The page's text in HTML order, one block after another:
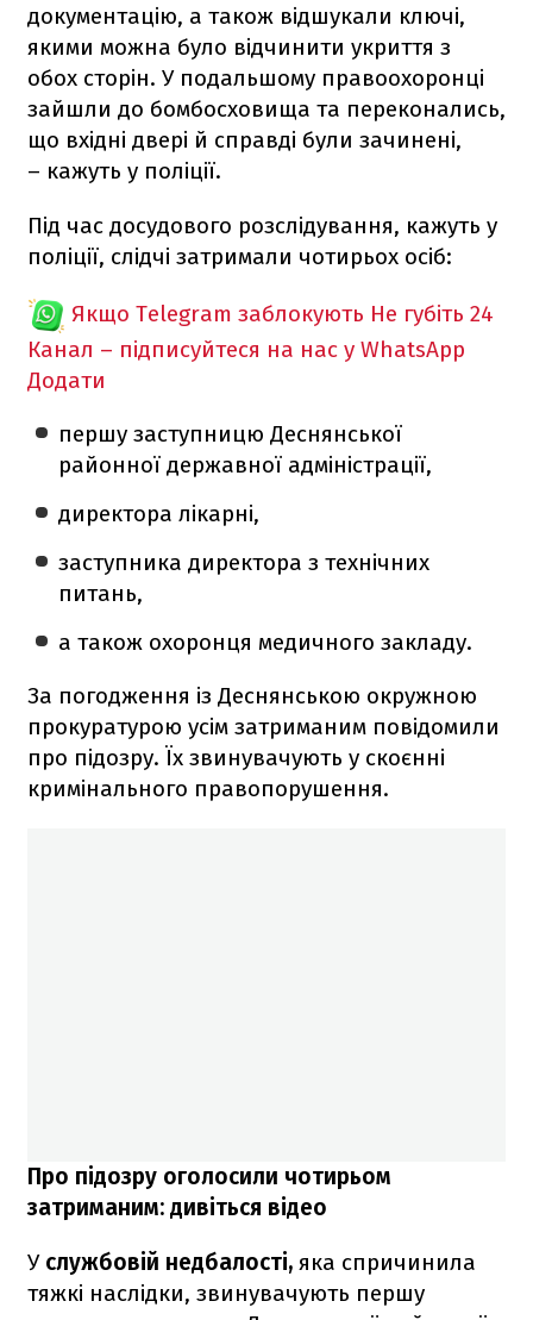
документацію, а також відшукали ключі,
якими можна було відчинити укриття з
обох сторін. У подальшому правоохоронці
зайшли до бомбосховища та переконались,
що вхідні двері й справді були зачинені,
– кажуть у поліції.
Під час досудового розслідування, кажуть у
поліції, слідчі затримали чотирьох осіб:
Якщо Telegram заблокують Не губіть 24
Канал – підписуйтеся на нас у WhatsApp
Додати
першу заступницю Деснянської
районної державної адміністрації,
директора лікарні,
заступника директора з технічних
питань,
а також охоронця медичного закладу.
За погодження із Деснянською окружною
прокуратурою усім затриманим повідомили
про підозру. Їх звинувачують у скоєнні
кримінального правопорушення.
Про підозру оголосили чотирьом
затриманим: дивіться відео
Услужбовій недбалості, яка спричинила
тяжкі наслідки, звинувачують першу